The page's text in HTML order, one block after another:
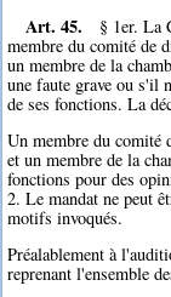
Art. 45.
§ 1er. La
membre du comité de
un membre de la
une faute grave ou s'il
de ses fonctions. La
Un membre du comité
et un membre de la
fonctions pour des
2. Le mandat ne peut
motifs invoqués.
Préalablement à
reprenant l'ensemble